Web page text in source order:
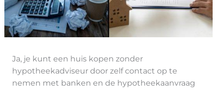
Ja, je kunt een huis kopen zonder
hypotheekadviseur door zelf contact op te
nemen met banken en de hypotheekaanvraag